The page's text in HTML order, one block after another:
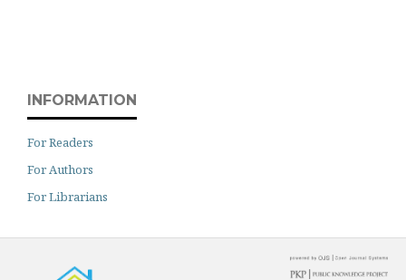
INFORMATION
For Readers
For Authors
For Librarians